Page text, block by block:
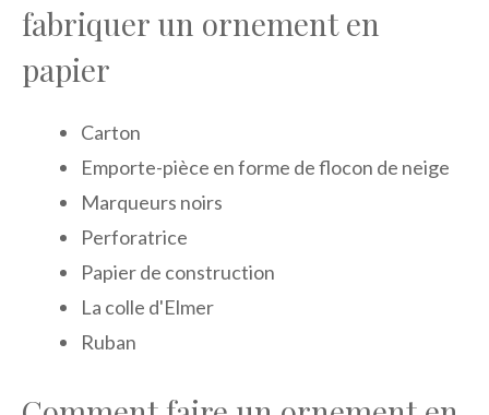
fabriquer un ornement en
papier
Carton
Emporte-pièce en forme de flocon de neige
Marqueurs noirs
Perforatrice
Papier de construction
La colle d'Elmer
Ruban